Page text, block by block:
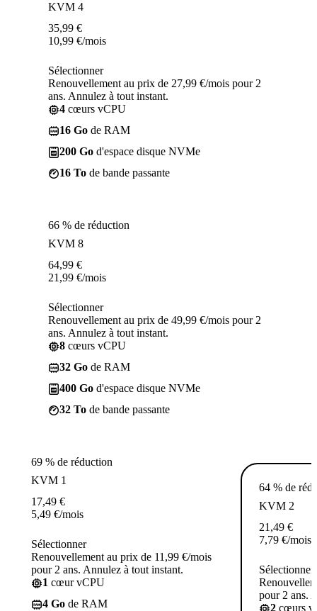
KVM 4
35,99 €
10,99 €/mois
Sélectionner
Renouvellement au prix de 27,99 €/mois pour 2
ans. Annulez à tout instant.
4 cœurs vCPU
16 Go de RAM
200 Go d'espace disque NVMe
16 To de bande passante
66 % de réduction
KVM 8
64,99 €
21,99 €/mois
Sélectionner
Renouvellement au prix de 49,99 €/mois pour 2
ans. Annulez à tout instant.
8 cœurs vCPU
32 Go de RAM
400 Go d'espace disque NVMe
32 To de bande passante
69 % de réduction
KVM 1
17,49 €
5,49 €/mois
Sélectionner
Renouvellement au prix de 11,99 €/mois
pour 2 ans. Annulez à tout instant.
1 cœur vCPU
4 Go de RAM
64 % de
KVM 2
21,49 €
7,79 €/mois
Sélectionner
pour 2 ans.
2 cœurs